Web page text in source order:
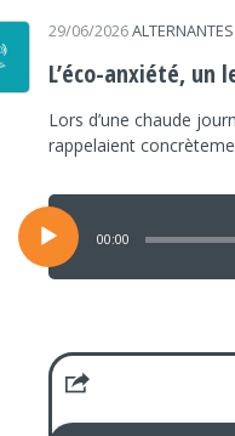
29/06/2026ALTERNANTES
L’éco-anxiété, un
Lors d’une chaude
rappelaient
Lecteur
audio
00:00